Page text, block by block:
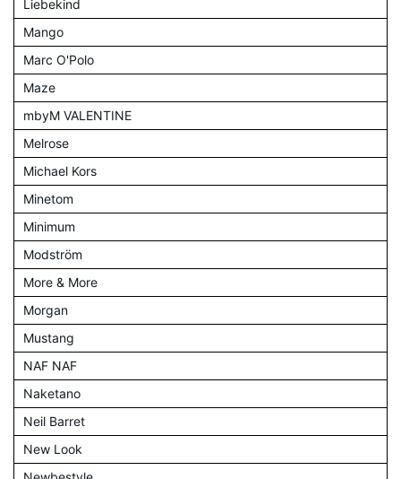
Liebekind
Mango
Marc O'Polo
Maze
mbyM VALENTINE
Melrose
Michael Kors
Minetom
Minimum
Modström
More & More
Morgan
Mustang
NAF NAF
Naketano
Neil Barret
New Look